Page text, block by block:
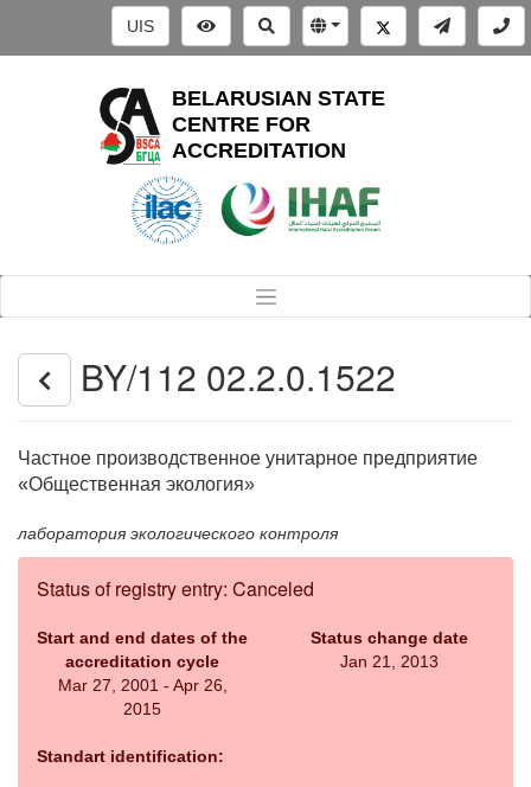
UIS
BELARUSIAN STATE
CENTRE FOR
ACCREDITATION
BY/112 02.2.0.1522
Частное производственное унитарное предприятие
«Общественная экология»
лаборатория экологического контроля
Status of registry entry: Canceled
Start and end dates of the
accreditation cycle
Mar 27, 2001 - Apr 26,
2015
Status change date
Jan 21, 2013
Standart identification: